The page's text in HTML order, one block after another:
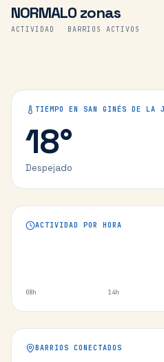
NORMAL
ACTIVIDAD
0 zonas
BARRIOS ACTIVOS
TIEMPO EN SAN GINÉS DE LA
18°
Despejado
ACTIVIDAD POR HORA
08h 14h
BARRIOS CONECTADOS